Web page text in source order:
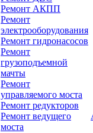
Ремонт АКПП
Ремонт
электрооборудования
Ремонт гидронасосов
Ремонт
грузоподъемной
мачты
Ремонт
управляемого моста
Ремонт редукторов
Ремонт ведущего
моста